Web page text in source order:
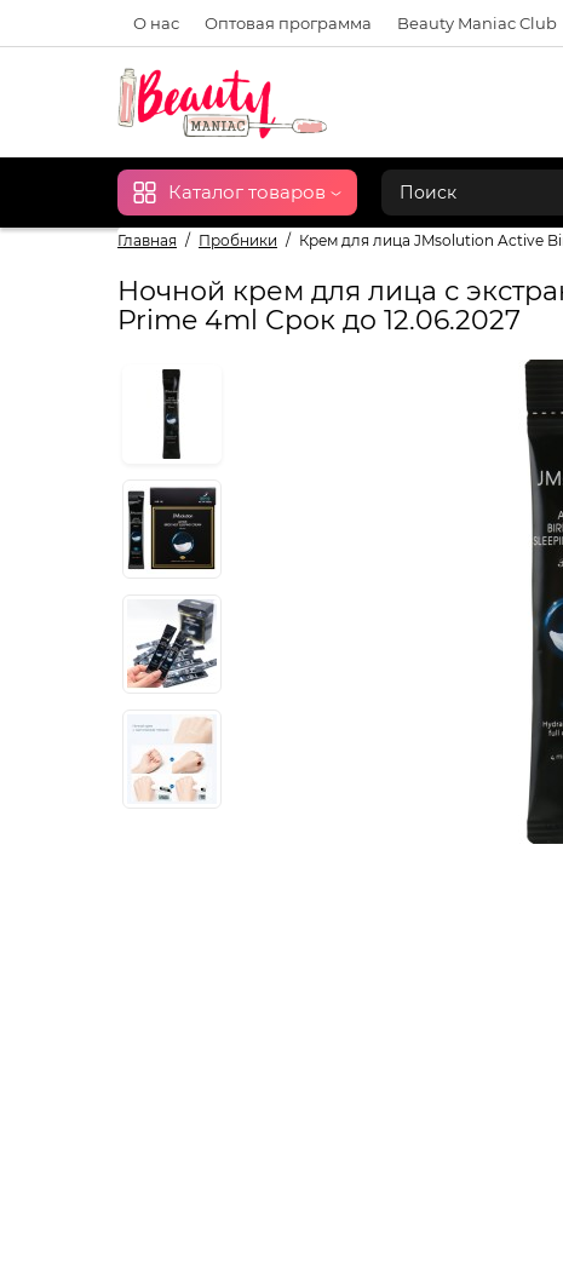
О нас Оптовая программа Beauty Maniac Club
Каталог товаров
Главная Пробники Крем для лица JMsolution Active
Ночной крем для лица с
Prime 4ml Срок до 12.06.2027